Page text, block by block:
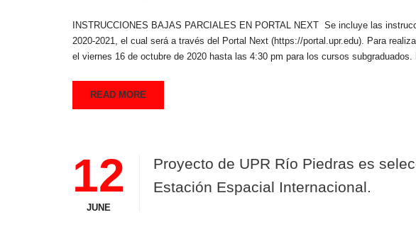
INSTRUCCIONES BAJAS PARCIALES EN PORTAL NEXT Se incluye las
2020-2021, el cual será a través del Portal Next (https://portal.upr.edu). Para
el viernes 16 de octubre de 2020 hasta las 4:30 pm para los cursos
READ MORE
12
JUNE
Proyecto de UPR Río Piedras es
Estación Espacial Internacional.